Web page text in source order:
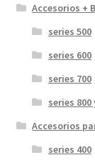
Accesorios +
series 500
series 600
series 700
series 800
Accesorios
series 400